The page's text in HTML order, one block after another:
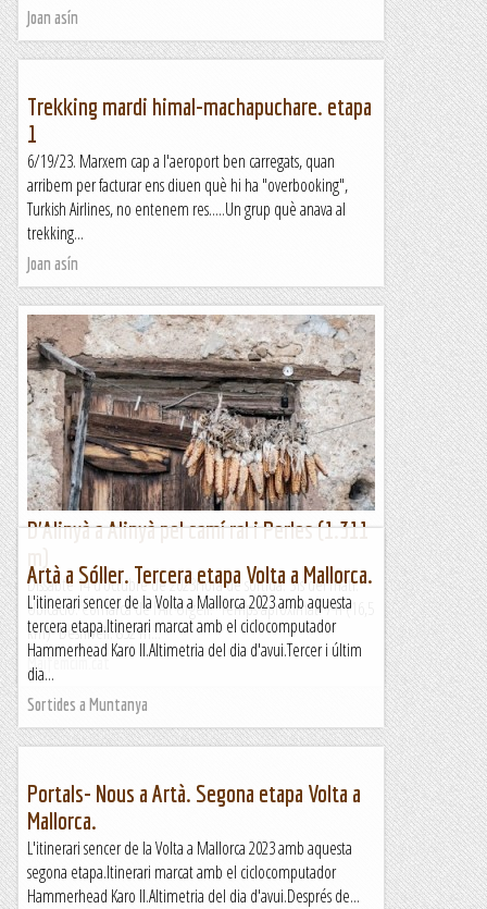
Joan asín
Trekking mardi himal-machapuchare. etapa
1
6/19/23. Marxem cap a l'aeroport ben carregats, quan
arribem per facturar ens diuen què hi ha "overbooking",
Turkish Airlines, no entenem res.....Un grup què anava al
trekking...
Joan asín
D'Alinyà a Alinyà pel camí ral i Perles (1.311
Dissabte 14 d’octubre de 2023Hora de sortida: Sis del matí.
Ubicació: Comarca de l’Alt Urgell. Temps aproximat: 7 h (16,5
km) Desnivell: 852 m...
Maifemcim.cat
Artà a Sóller. Tercera etapa Volta a Mallorca.
L'itinerari sencer de la Volta a Mallorca 2023 amb aquesta
tercera etapa.Itinerari marcat amb el ciclocomputador
Hammerhead Karo II.Altimetria del dia d'avui.Tercer i últim
dia...
Sortides a Muntanya
Portals- Nous a Artà. Segona etapa Volta a
Mallorca.
L'itinerari sencer de la Volta a Mallorca 2023 amb aquesta
segona etapa.Itinerari marcat amb el ciclocomputador
Hammerhead Karo II.Altimetria del dia d'avui.Després de...